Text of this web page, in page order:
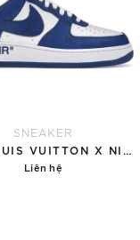
SNEAKER
Liên hệ